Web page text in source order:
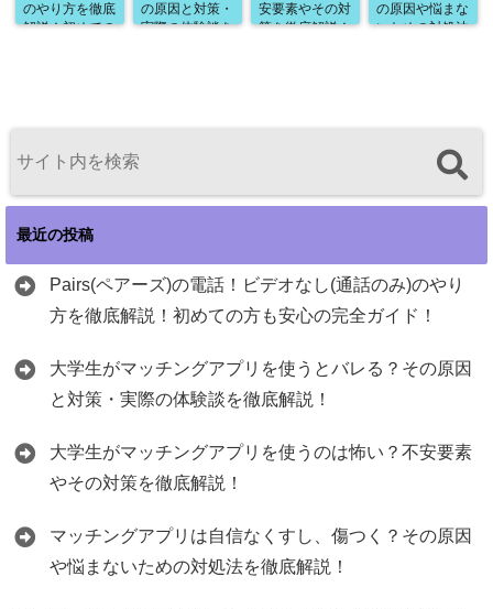
のやり方を徹底
解説！初めての
の原因と対策・
実際の体験談を
安要素やその対
策を徹底解説！
の原因や悩まな
いための対処法
最近の投稿
Pairs(ペアーズ)の電話！ビデオなし(通話のみ)のやり
方を徹底解説！初めての方も安心の完全ガイド！
大学生がマッチングアプリを使うとバレる？その原因
と対策・実際の体験談を徹底解説！
大学生がマッチングアプリを使うのは怖い？不安要素
やその対策を徹底解説！
マッチングアプリは自信なくすし、傷つく？その原因
や悩まないための対処法を徹底解説！